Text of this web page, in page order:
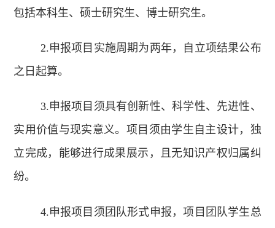
包括本科生、硕士研究生、博士研究生。
2.申报项目实施周期为两年，自立项结果公布
之日起算。
3.申报项目须具有创新性、科学性、先进性、
实用价值与现实意义。项目须由学生自主设计，独
立完成，能够进行成果展示，且无知识产权归属纠
纷。
4.申报项目须团队形式申报，项目团队学生总